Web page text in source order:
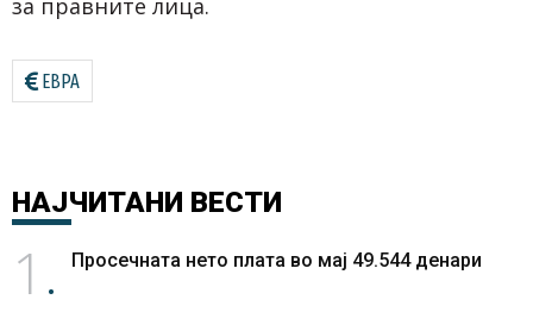
за правните лица.
ЕВРА
НАЈЧИТАНИ ВЕСТИ
1 Просечната нето плата во мај 49.544 денари